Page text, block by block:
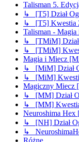
Talisman 5.
↳ [T5] Dział
↳ [T5] Kwestia
Talisman -
↳ [TMiM]
↳ [TMiM]
Magia i Miecz
↳ [MiM] Dział
↳ [MiM]
Magiczny Miecz
↳ [MM] Dział
↳ [MM]
Neuroshima
↳ [NH] Dział
↳
Różne